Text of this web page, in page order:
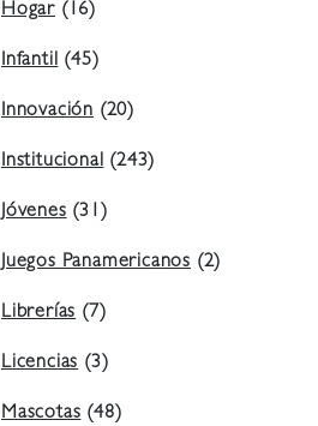
Hogar (16)
Infantil(45)
Innovación (20)
Institucional(243)
Jóvenes(31)
Juegos Panamericanos (2)
Librerías(7)
Licencias(3)
Mascotas(48)